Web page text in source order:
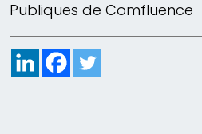
Publiques de Comfluence